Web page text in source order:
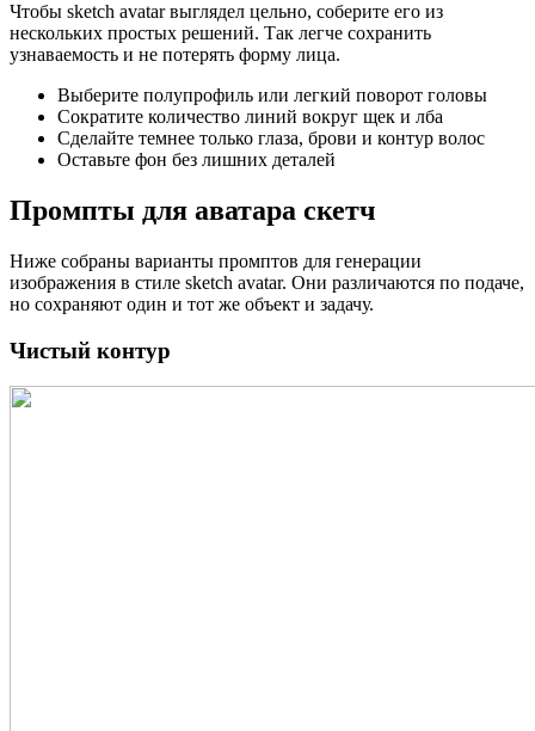
Чтобы sketch avatar выглядел цельно, соберите его из
нескольких простых решений. Так легче сохранить
узнаваемость и не потерять форму лица.
Выберите полупрофиль или легкий поворот головы
Сократите количество линий вокруг щек и лба
Сделайте темнее только глаза, брови и контур волос
Оставьте фон без лишних деталей
Промпты для аватара скетч
Ниже собраны варианты промптов для генерации
изображения в стиле sketch avatar. Они различаются по подаче,
но сохраняют один и тот же объект и задачу.
Чистый контур